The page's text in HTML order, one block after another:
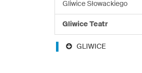
Gliwice Słowackiego
Gliwice Teatr
GLIWICE